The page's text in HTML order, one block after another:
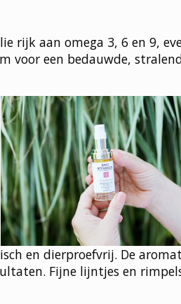
aan omega 3, 6 en 9,
voor een bedauwde,
en dierproefvrij. De
Fijne lijntjes en